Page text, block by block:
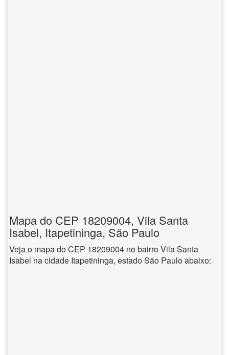
Mapa do CEP 18209004, Vila Santa
Isabel, Itapetininga, São Paulo
Veja o mapa do CEP 18209004 no bairro Vila Santa
Isabel na cidade Itapetininga, estado São Paulo abaixo: